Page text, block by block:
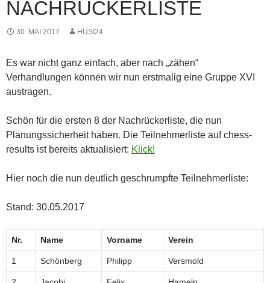
NACHRÜCKERLISTE
30. MAI 2017 HUSI24
Es war nicht ganz einfach, aber nach „zähen“
Verhandlungen können wir nun erstmalig eine Gruppe XVI
austragen.
Schön für die ersten 8 der Nachrückerliste, die nun
Planungssicherheit haben. Die Teilnehmerliste auf chess-
results ist bereits aktualisiert: Klick!
Hier noch die nun deutlich geschrumpfte Teilnehmerliste:
Stand: 30.05.2017
Nr. Name Vorname Verein
1 Schönberg Philipp Versmold